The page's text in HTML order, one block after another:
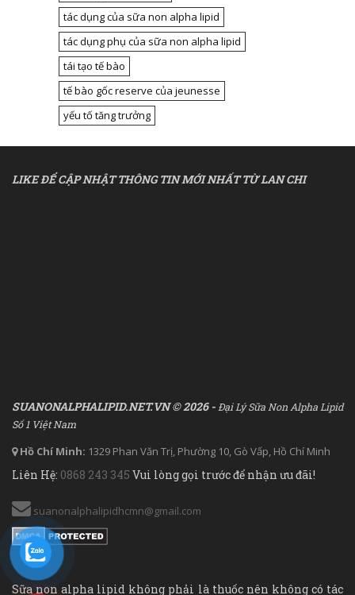
tác dụng của sữa non alpha lipid
tác dụng phụ của sữa non alpha lipid
tái tạo tế bào
tế bào gốc reserve của jeunesse
yếu tố tăng trưởng
LIKE ĐỂ CẬP NHẬT THÔNG TIN MỚI NHẤT TỪ LAN CHI
SUANONALPHALIPID.NET.VN © 2026 - Đại Lý Sữa Non Alpha Lipid
Số 1 Việt Nam
Hồ Chí Minh: 1329 Phan Văn Trị, Phường 10, Gò Vấp, Hồ Chí Minh
Liên Hệ: 0868 243 345 Vui lòng gọi trước để nhận ưu đãi!
suanonalphalipidhcmn@gmail.com
Sữa non alpha lipid không phải là thuốc nên không có tác